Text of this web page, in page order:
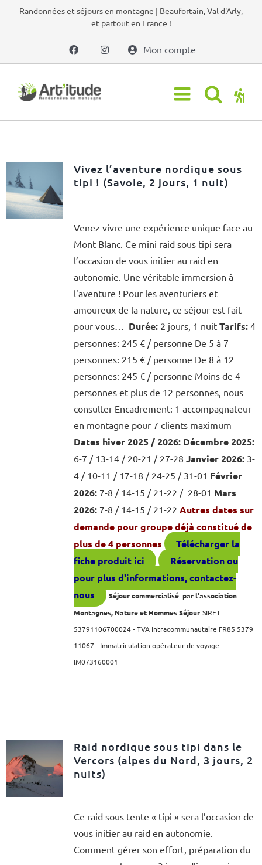
PasserRandonnées et séjours en montagne | Beaufortain, Val d'Arly,
et partout en France !
Mon compte
Vivez l’aventure nordique sous
tipi ! (Savoie, 2 jours, 1 nuit)
Venez vivre une expérience unique face au
Mont Blanc. Ce mini raid sous tipi sera
l’occasion de vous initier au raid en
autonomie. Une véritable immersion à
l'aventure ! Pour les aventuriers et
amoureux de la nature, ce séjour est fait
pour vous…
Durée:2 jours, 1 nuit Tarifs:4
personnes: 245 € / personne De 5 à 7
personnes: 215 € / personne De 8 à 12
personnes: 245 € / personne Moins de 4
personnes et plus de 12 personnes, nous
consulter Encadrement: 1 accompagnateur
en montagne pour 7 clients maximum
Dates hiver 2025 / 2026: Décembre 2025:
6-7 / 13-14 / 20-21 / 27-28 Janvier 2026:3-
4 / 10-11 / 17-18 / 24-25 / 31-01 Février
2026:7-8 / 14-15 / 21-22 / 28-01 Mars
2026:7-8 / 14-15 / 21-22 Autres dates sur
demande pour groupe déjà constitué de
plus de 4 personnes
Télécharger la
fiche produit ici
Réservation ou
pour plus d'informations, contactez-
nous
Séjour commercialisé par l'association
Montagnes, Nature et Hommes Séjour SIRET
53791106700024 - TVA Intracommunautaire FR85 5379
11067 - Immatriculation opérateur de voyage
IM073160001
Raid nordique sous tipi dans le
Vercors (alpes du Nord, 3 jours, 2
nuits)
Ce raid sous tente « tipi » sera l’occasion de
vous initier au raid en autonomie.
Comment gérer son effort, préparation du